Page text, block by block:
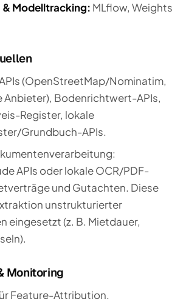
Modelltracking: MLflow, Weights
(OpenStreetMap/Nominatim,
Anbieter), Bodenrichtwert-APIs,
Register, lokale
Grundbuch-APIs.
APIs oder lokale OCR/PDF-
und Gutachten. Diese
unstrukturierter
eingesetzt (z. B. Mietdauer,
Monitoring
Feature-Attribution.